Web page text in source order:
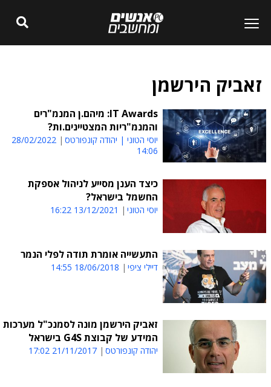
זאביק הירשמן
IT Awards: מיהם.ן המנמ"רים
והמנמ"ריות המצטיינים.ות?
יוסי הטוני | יהודה קונפורטס
28/02/2022
14:06
כיצד הענן מסייע לניהול אספקת
החשמל בישראל?
יוסי הטוני 13/12/2021 16:22
התעשייה אומרת תודה לפלי הנמר
דיילי ציפי 18/06/2018 14:55
זאביק הירשמן מונה לסמנכ"ל מערכות
המידע של קבוצת G4S בישראל
יהודה קונפורטס 21/11/2017 17:02